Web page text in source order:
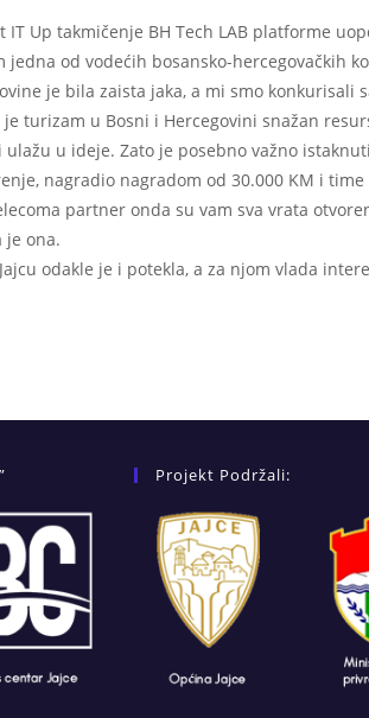
IT Up takmičenje BH Tech LAB platforme
od vodećih bosansko-hercegovačkih
je bila zaista jaka, a mi smo konkurisali
turizam u Bosni i Hercegovini snažan
u ideje. Zato je posebno važno
nagradio nagradom od 30.000 KM i
partner onda su vam sva vrata
je ona.
odakle je i potekla, a za njom vlada
Projekt Podržali: